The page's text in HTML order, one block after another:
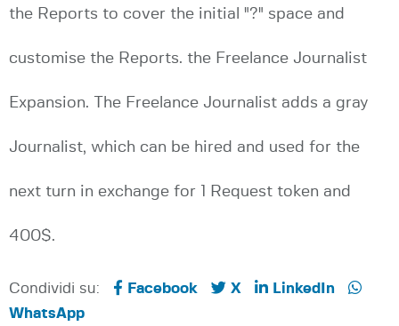
the Reports to cover the initial "?" space and
customise the Reports. the Freelance Journalist
Expansion. The Freelance Journalist adds a gray
Journalist, which can be hired and used for the
next turn in exchange for 1 Request token and
400$.
Condividi su: Facebook X
LinkedIn
WhatsApp